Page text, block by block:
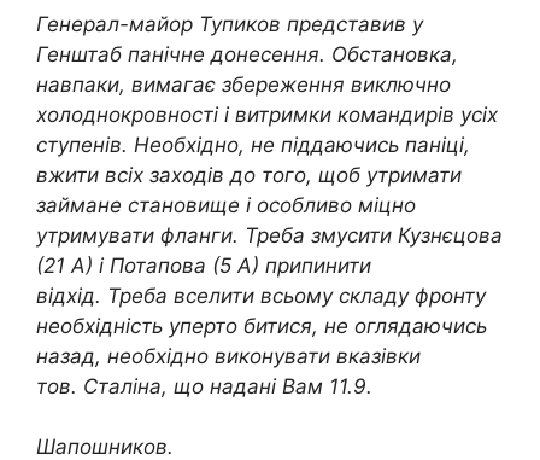
Генерал-майор Тупиков представив у
Генштаб панічне донесення. Обстановка,
навпаки, вимагає збереження виключно
холоднокровності і витримки командирів усіх
ступенів. Необхідно, не піддаючись паніці,
вжити всіх заходів до того, щоб утримати
займане становище і особливо міцно
утримувати фланги. Треба змусити Кузнєцова
(21 А) і Потапова (5 А) припинити
відхід. Треба вселити всьому складу фронту
необхідність уперто битися, не оглядаючись
назад, необхідно виконувати вказівки
тов. Сталіна, що надані Вам 11.9.
Шапошников.